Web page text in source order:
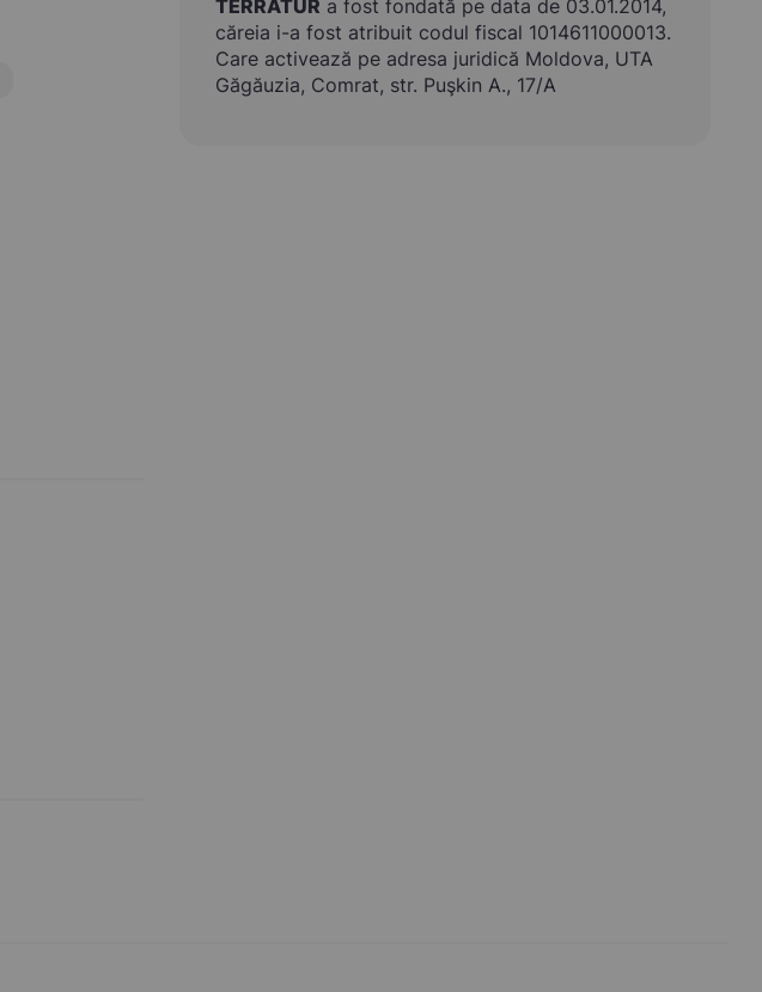
TERRATUR a fost fondată pe data de 03.01.2014,
căreia i-a fost atribuit codul fiscal 1014611000013.
Care activează pe adresa juridică Moldova, UTA
Găgăuzia, Comrat, str. Puşkin A., 17/A